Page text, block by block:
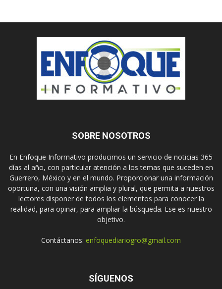
SOBRE NOSOTROS
En Enfoque Informativo producimos un servicio de noticias 365
días al año, con particular atención a los temas que suceden en
Guerrero, México y en el mundo. Proporcionar una información
oportuna, con una visión amplia y plural, que permita a nuestros
lectores disponer de todos los elementos para conocer la
realidad, para opinar, para ampliar la búsqueda. Ese es nuestro
objetivo.
Contáctanos: enfoquediariogro@gmail.com
SÍGUENOS